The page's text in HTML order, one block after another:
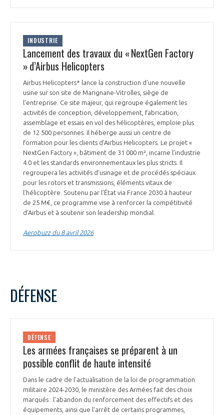
INDUSTRIE
Lancement des travaux du « NextGen Factory
» d’Airbus Helicopters
Airbus Helicopters* lance la construction d’une nouvelle
usine sur son site de Marignane-Vitrolles, siège de
l’entreprise. Ce site majeur, qui regroupe également les
activités de conception, développement, fabrication,
assemblage et essais en vol des hélicoptères, emploie plus
de 12 500 personnes. Il héberge aussi un centre de
formation pour les clients d’Airbus Helicopters. Le projet «
NextGen Factory », bâtiment de 31 000 m², incarne l’industrie
4.0 et les standards environnementaux les plus stricts. Il
regroupera les activités d’usinage et de procédés spéciaux
pour les rotors et transmissions, éléments vitaux de
l’hélicoptère. Soutenu par l’État via France 2030 à hauteur
de 25 M€, ce programme vise à renforcer la compétitivité
d’Airbus et à soutenir son leadership mondial.
Aerobuzz du 8 avril 2026
DÉFENSE
DÉFENSE
Les armées françaises se préparent à un
possible conflit de haute intensité
Dans le cadre de l’actualisation de la loi de programmation
militaire 2024-2030, le ministère des Armées fait des choix
marqués : l’abandon du renforcement des effectifs et des
équipements, ainsi que l’arrêt de certains programmes,